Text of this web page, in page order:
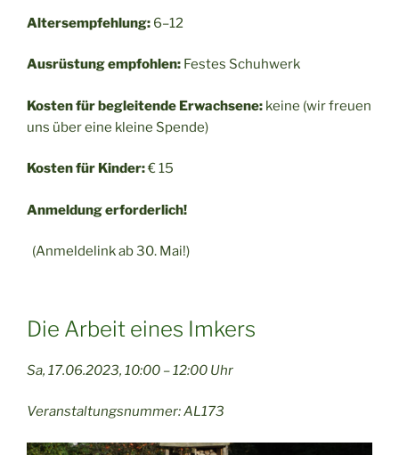
Altersempfehlung: 6–12
Ausrüstung empfohlen: Festes Schuhwerk
Kosten für begleitende Erwachsene: keine (wir freuen
uns über eine kleine Spende)
Kosten für Kinder:€ 15
Anmeldung erforderlich!
(Anmeldelink ab 30. Mai!)
Die Arbeit eines Imkers
Sa, 17.06.2023, 10:00 – 12:00 Uhr
Veranstaltungsnummer: AL173